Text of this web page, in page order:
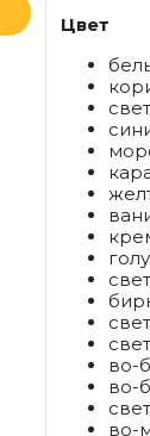
Цвет
во-
во-
во-